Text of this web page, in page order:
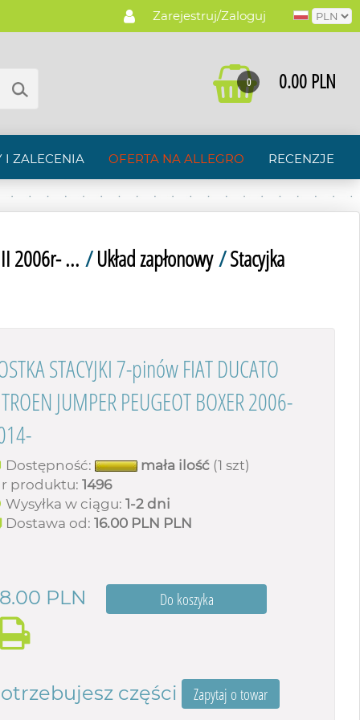
Zarejestruj/Zaloguj
0.00 PLN
0
I ZALECENIA OFERTA NA ALLEGRO RECENZJE
2006r- ... /Układ zapłonowy/Stacyjka
STACYJKI 7-pinów FIAT DUCATO
JUMPER PEUGEOT BOXER 2006-
Dostępność: mała ilość(1 szt)
produktu: 1496
Wysyłka w ciągu: 1-2 dni
Dostawa od: 16.00 PLN PLN
PLN
części